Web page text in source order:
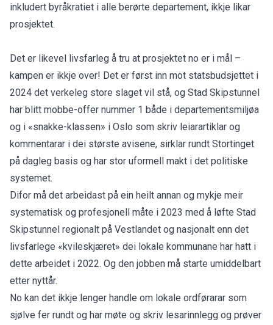
inkludert byråkratiet i alle berørte departement, ikkje likar
prosjektet.
Det er likevel livsfarleg å tru at prosjektet no er i mål –
kampen er ikkje over! Det er først inn mot statsbudsjettet i
2024 det verkeleg store slaget vil stå, og Stad Skipstunnel
har blitt mobbe-offer nummer 1 både i departementsmiljøa
og i «snakke-klassen» i Oslo som skriv leiarartiklar og
kommentarar i dei største avisene, sirklar rundt Stortinget
på dagleg basis og har stor uformell makt i det politiske
systemet.
Difor må det arbeidast på ein heilt annan og mykje meir
systematisk og profesjonell måte i 2023 med å løfte Stad
Skipstunnel regionalt på Vestlandet og nasjonalt enn det
livsfarlege «kvileskjæret» dei lokale kommunane har hatt i
dette arbeidet i 2022. Og den jobben må starte umiddelbart
etter nyttår.
No kan det ikkje lenger handle om lokale ordførarar som
sjølve fer rundt og har møte og skriv lesarinnlegg og prøver